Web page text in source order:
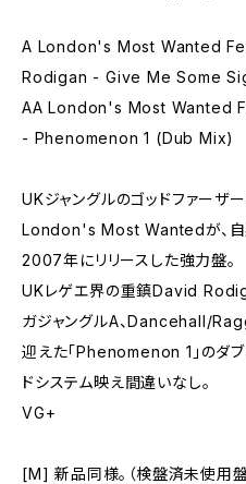
A London's Most Wanted
Rodigan - Give Me Some
AA London's Most Wanted
- Phenomenon 1 (Dub Mix)
UKジャングルのゴッドファーザ
London's Most Wantedが、
2007年にリリースした強力盤。
UKレゲエ界の重鎮David
ガジャングルA、Dancehall/
迎えた「Phenomenon 1」のダ
ドシステム映え間違いなし。
VG+
[M] 新品同様。（検盤済未使用盤